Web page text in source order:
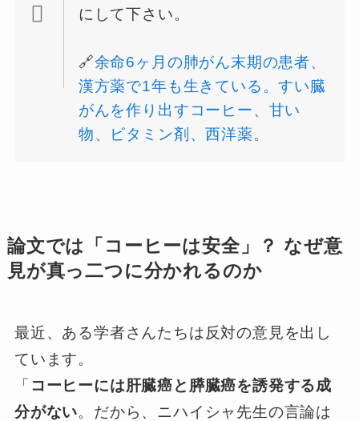
にして下さい。
🔗余命6ヶ月の肺がん末期の患者、
漢方薬で1年も生きている。すい臓
がんを作り出すコーヒー、甘い
物、ビタミン剤、西洋薬。
論文では「コーヒーは安全」？ なぜ意
見が真っ二つに分かれるのか
最近、ある学者さんたちは反対の意見を出し
ています。
「 コーヒーには肝臓癌と膵臓癌を誘発する成
分がない。だから、ニハイシャ先生の言論は